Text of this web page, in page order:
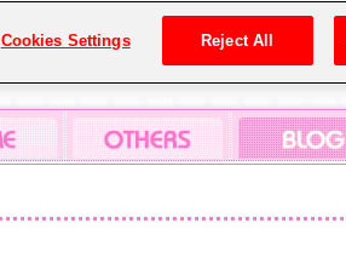
Cookies Settings Reject All